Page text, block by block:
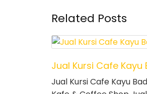
Related Posts
Jual Kursi Cafe Kayu
Jual Kursi Cafe Kayu